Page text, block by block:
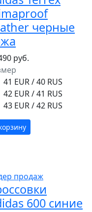
черные
руб.
41 EUR / 40 RUS
42 EUR / 41 RUS
43 EUR / 42 RUS
продаж
600 синие